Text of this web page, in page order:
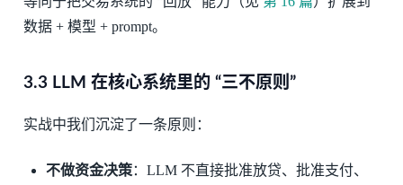
数据 + 模型 + prompt。
3.3 LLM 在核心系统里的 “三不原则”
实战中我们沉淀了一条原则：
不做资金决策：LLM 不直接批准放贷、批准支付、